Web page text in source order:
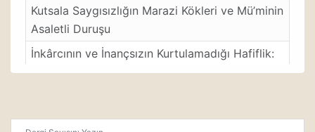
Kutsala Saygısızlığın Marazi Kökleri ve Mü’minin
Asaletli Duruşu
İnkârcının ve İnançsızın Kurtulamadığı Hafiflik:
Alay Etme
Bilgiyi Hikmetle Mayalamak: Zihinleri ve Hayatı